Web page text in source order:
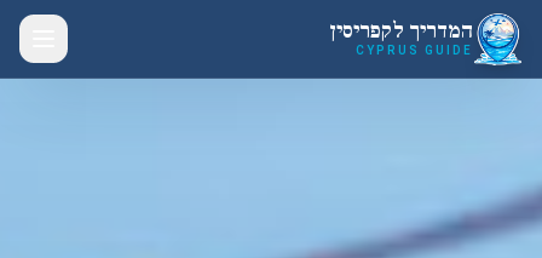
דלג לתוכן הראשי
המדריך לקפריסין
CYPRUS GUIDE